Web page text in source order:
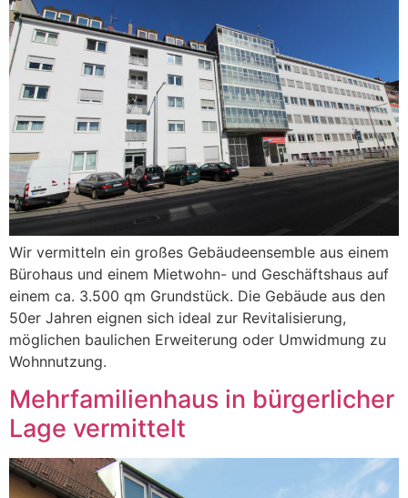
Wir vermitteln ein großes Gebäudeensemble aus einem
Bürohaus und einem Mietwohn- und Geschäftshaus auf
einem ca. 3.500 qm Grundstück. Die Gebäude aus den
50er Jahren eignen sich ideal zur Revitalisierung,
möglichen baulichen Erweiterung oder Umwidmung zu
Wohnnutzung.
Mehrfamilienhaus in bürgerlicher
Lage vermittelt